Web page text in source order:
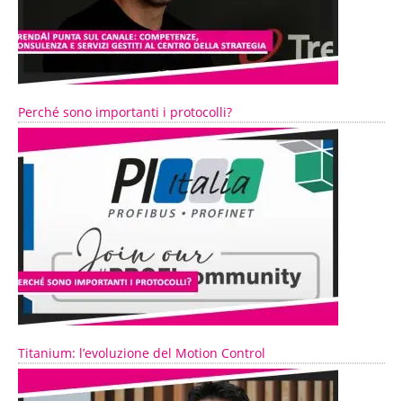
Perché sono importanti i protocolli?
Titanium: l’evoluzione del Motion Control